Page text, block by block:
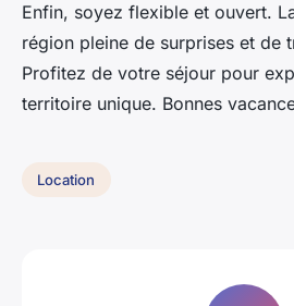
Enfin, soyez flexible et ouvert.
région pleine de surprises et de
Profitez de votre séjour pour
territoire unique. Bonnes
Location